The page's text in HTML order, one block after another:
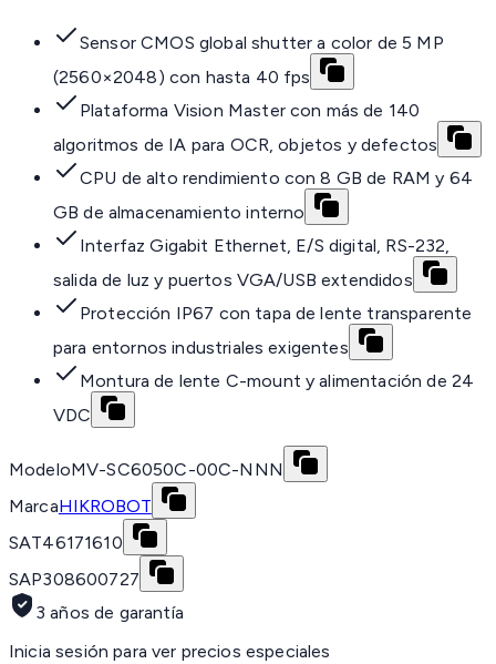
Sensor CMOS global shutter a color de 5 MP
(2560×2048) con hasta 40 fps
Plataforma Vision Master con más de 140
algoritmos de IA para OCR, objetos y defectos
CPU de alto rendimiento con 8 GB de RAM y 64
GB de almacenamiento interno
Interfaz Gigabit Ethernet, E/S digital, RS-232,
salida de luz y puertos VGA/USB extendidos
Protección IP67 con tapa de lente transparente
para entornos industriales exigentes
Montura de lente C-mount y alimentación de 24
VDC
ModeloMV-SC6050C-00C-NNN
MarcaHIKROBOT
SAT46171610
SAP308600727
3 años de garantía
Inicia sesión para ver precios especiales